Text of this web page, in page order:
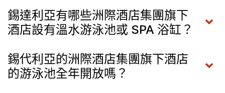
錫達利亞有哪些洲際酒店集團旗下
酒店設有溫水游泳池或 SPA 浴缸？
錫代利亞的洲際酒店集團旗下酒店
的游泳池全年開放嗎？